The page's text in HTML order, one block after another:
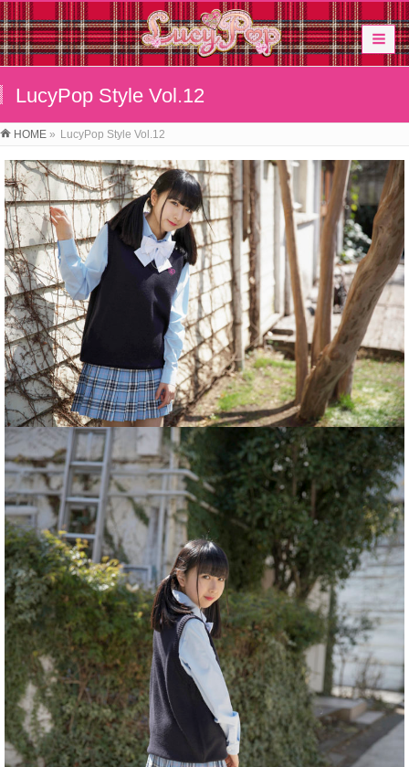
LucyPop Style Vol.12
HOME » LucyPop Style Vol.12